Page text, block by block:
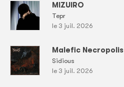
MIZUIRO
Tepr
le 3 juil. 2026
Malefic Necropolis
Sidious
le 3 juil. 2026